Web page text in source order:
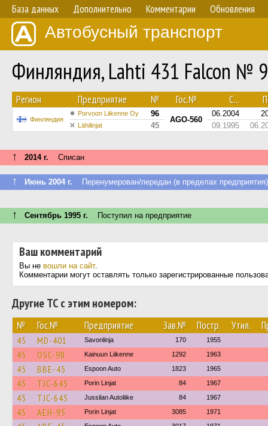
База данных Дополнительно Комментарии Обновления
Автобусный транспорт
Финляндия, Lahti 431 Falcon №
Регион Предприятие № Гос.№ С...
Финляндия
Porvoon Liikenne Oy 96
AGO-560
06.2004
Lähilinjat 45 09.1995
↑ 2014 г. Списан
↑ Июнь 2004 г. Перенумерован/передан (в пределах предприятия)
↑ Сентябрь 1995 г. Поступил на предприятие
Ваш комментарий
Вы не вошли на сайт.
Комментарии могут оставлять только зарегистрированные
Другие ТС с этим номером:
№ Гос.№ Предприятие Зав.№ Постр. Утил.
45 MD-401 Savonlinja 170 1955
45 OSC-98 Kainuun Liikenne 1292 1963
45 BBE-45 Espoon Auto 1823 1965
45 TJC-645 Porin Linjat 84 1967
45 TJC-645 Jussilan Autoliike 84 1967
45 AEH-95 Porin Linjat 3085 1971